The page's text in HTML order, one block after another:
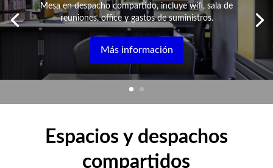
Mesa en despacho compartido, incluye wifi, sala de
reuniones, office y gastos de suministros.
Más información
Espacios y despachos
compartidos